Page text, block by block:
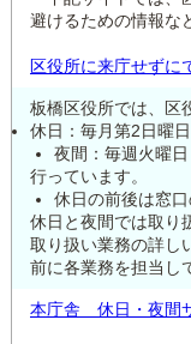
避けるための情報な
区役所に来庁せずに
板橋区役所では、区
休日：毎月第2日曜
夜間：毎週火曜
行っています。
休日の前後は窓口
休日と夜間では取り
取り扱い業務の詳し
前に各業務を担当し
本庁舎 休日・夜間